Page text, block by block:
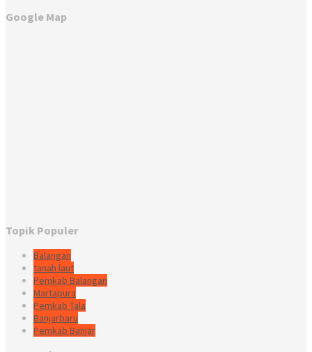
Google Map
Topik Populer
Balangan
tanah laut
Pemkab Balangan
Martapura
Pemkab Tala
Banjarbaru
Pemkab Banjar